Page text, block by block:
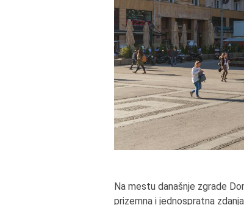
Na mestu današnje zgrade
prizemna i jednospratna